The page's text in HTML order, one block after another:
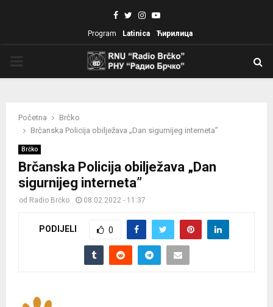
Facebook
TwitterInstagram
Youtube
Program Latinica Ћирилица
Početna
Brčko
Brčanska Policija obilježava „Dan sigurnijeg interneta”
Brčko
Brčanska Policija obilježava „Dan
sigurnijeg interneta”
od Radio Brčko 08.02.2022 - 11:37
PODIJELI 0